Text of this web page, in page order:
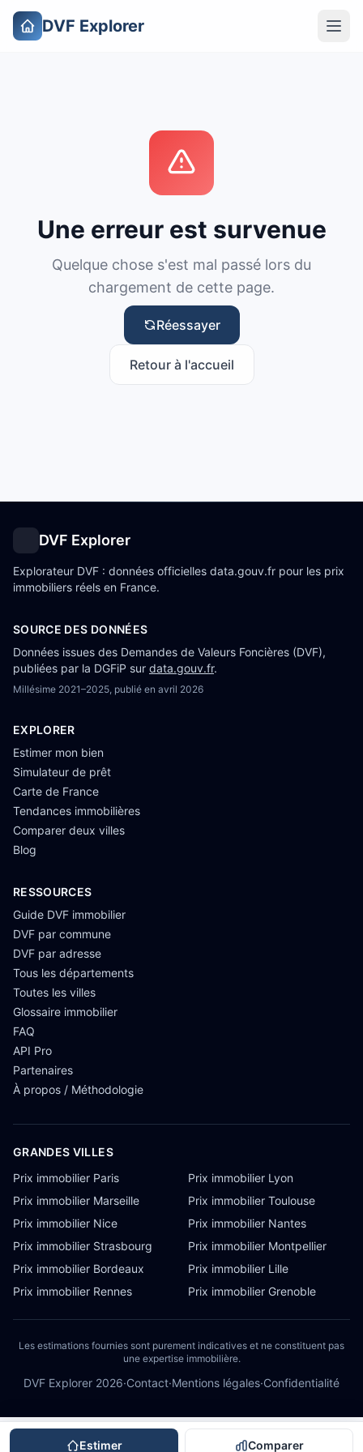
DVF Explorer
Une erreur est survenue
Quelque chose s'est mal passé lors du
chargement de cette page.
Réessayer
Retour à l'accueil
Estimer Comparer
DVF Explorer
Explorateur DVF : données officielles data.gouv.fr pour les prix
immobiliers réels en France.
SOURCE DES DONNÉES
Données issues des Demandes de Valeurs Foncières (DVF),
publiées par la DGFiP sur data.gouv.fr.
Millésime 2021–2025, publié en avril 2026
EXPLORER
Estimer mon bien
Simulateur de prêt
Carte de France
Tendances immobilières
Comparer deux villes
Blog
RESSOURCES
Guide DVF immobilier
DVF par commune
DVF par adresse
Tous les départements
Toutes les villes
Glossaire immobilier
FAQ
API Pro
Partenaires
À propos / Méthodologie
GRANDES VILLES
Prix immobilier Paris
Prix immobilier Lyon
Prix immobilier Marseille
Prix immobilier Toulouse
Prix immobilier Nice
Prix immobilier Nantes
Prix immobilier Strasbourg
Prix immobilier Montpellier
Prix immobilier Bordeaux
Prix immobilier Lille
Prix immobilier Rennes
Prix immobilier Grenoble
Les estimations fournies sont purement indicatives et ne constituent pas
une expertise immobilière.
DVF Explorer 2026·Contact·Mentions légales·Confidentialité